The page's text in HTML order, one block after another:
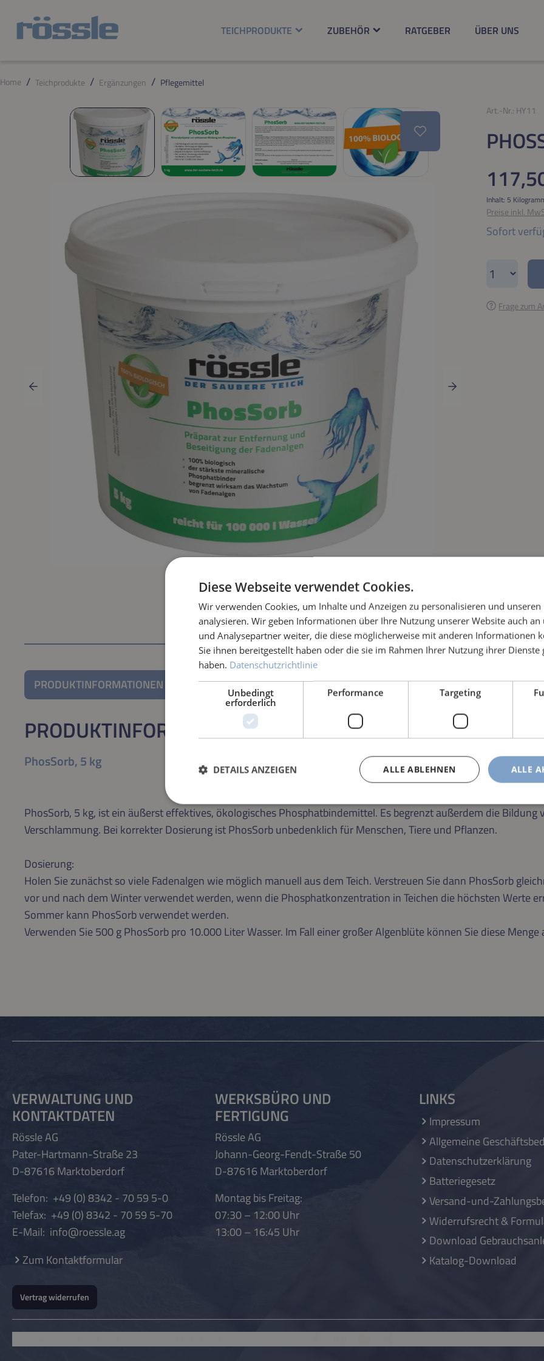
Hauptinhalt springen
Zur Suche springen
Zur Hauptnavigation springen
TEICHPRODUKTE ZUBEHÖR RATGEBER ÜBER UNS
Home Teichprodukte Ergänzungen Pflegemittel
Bildergalerie überspringen Art.-Nr.: HY11
Regulärer
Inhalt: 5
Preise inkl.
Sofort
Produkt
Frage zum
PRODUKTINFORMATIONEN
PRODUKTINFORMATIONEN
PhosSorb, 5 kg
PhosSorb, 5 kg, ist ein äußerst effektives, ökologisches Phosphatbindemittel. Es begrenzt außerdem die
Verschlammung. Bei korrekter Dosierung ist PhosSorb unbedenklich für Menschen, Tiere und Pflanzen.
Dosierung:
Holen Sie zunächst so viele Fadenalgen wie möglich manuell aus dem Teich. Verstreuen Sie dann PhosSorb
vor und nach dem Winter verwendet werden, wenn die Phosphatkonzentration in Teichen die höchsten Werte
Sommer kann PhosSorb verwendet werden.
Verwenden Sie 500 g PhosSorb pro 10.000 Liter Wasser. Im Fall einer großer Algenblüte können Sie diese Menge
VERWALTUNG UND
KONTAKTDATEN
Rössle AG
Pater-Hartmann-Straße 23
D-87616 Marktoberdorf
Telefon: +49 (0) 8342 - 70 59 5-0
Telefax: +49 (0) 8342 - 70 59 5-70
E-Mail: info@roessle.ag
Zum Kontaktformular
Vertrag widerrufen
WERKSBÜRO UND
FERTIGUNG
Rössle AG
Johann-Georg-Fendt-Straße 50
D-87616 Marktoberdorf
Montag bis Freitag:
07:30 – 12:00 Uhr
13:00 – 16:45 Uhr
LINKS
Impressum
Allgemeine
Datenschutzerklärung
Batteriegesetz
Versand-und-
Widerrufsrecht &
Download
Katalog-Download
Diese Webseite verwendet Cookies.
Wir verwenden Cookies, um Inhalte und Anzeigen zu personalisieren und
analysieren. Wir geben Informationen über Ihre Nutzung unserer Website auch an
und Analysepartner weiter, die diese möglicherweise mit anderen Informationen
Sie ihnen bereitgestellt haben oder die sie im Rahmen Ihrer Nutzung ihrer Dienste
haben. Datenschutzrichtlinie
Unbedingt
erforderlich
Performance Targeting
ALLE
ALLE ABLEHNEN
DETAILS ANZEIGEN